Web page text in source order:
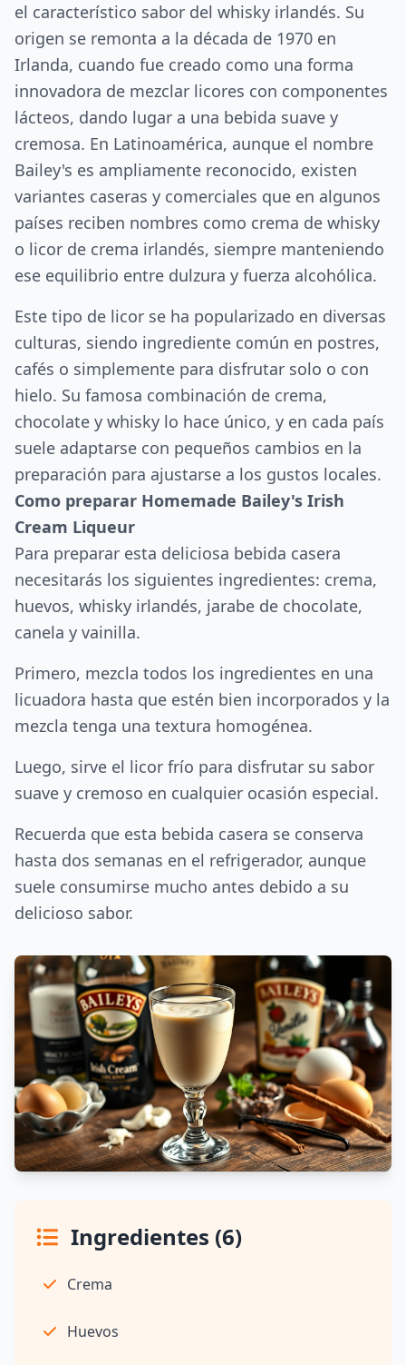
el característico sabor del whisky irlandés. Su
origen se remonta a la década de 1970 en
Irlanda, cuando fue creado como una forma
innovadora de mezclar licores con componentes
lácteos, dando lugar a una bebida suave y
cremosa. En Latinoamérica, aunque el nombre
Bailey's es ampliamente reconocido, existen
variantes caseras y comerciales que en algunos
países reciben nombres como crema de whisky
o licor de crema irlandés, siempre manteniendo
ese equilibrio entre dulzura y fuerza alcohólica.
Este tipo de licor se ha popularizado en diversas
culturas, siendo ingrediente común en postres,
cafés o simplemente para disfrutar solo o con
hielo. Su famosa combinación de crema,
chocolate y whisky lo hace único, y en cada país
suele adaptarse con pequeños cambios en la
preparación para ajustarse a los gustos locales.
Como preparar Homemade Bailey's Irish
Cream Liqueur
Para preparar esta deliciosa bebida casera
necesitarás los siguientes ingredientes: crema,
huevos, whisky irlandés, jarabe de chocolate,
canela y vainilla.
Primero, mezcla todos los ingredientes en una
licuadora hasta que estén bien incorporados y la
mezcla tenga una textura homogénea.
Luego, sirve el licor frío para disfrutar su sabor
suave y cremoso en cualquier ocasión especial.
Recuerda que esta bebida casera se conserva
hasta dos semanas en el refrigerador, aunque
suele consumirse mucho antes debido a su
delicioso sabor.
Ingredientes (6)
Crema
Huevos